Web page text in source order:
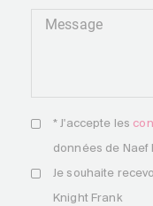
Message
* J'accepte les
données de Naef
Je souhaite
Knight Frank